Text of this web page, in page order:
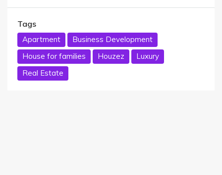
Tags
Apartment
Business Development
House for families
Houzez
Luxury
Real Estate